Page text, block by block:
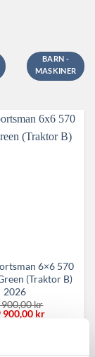
BARN -
MASKINER
6×6 570
(Traktor B)
2026
900,00kr
900,00 krDet
nuvarande